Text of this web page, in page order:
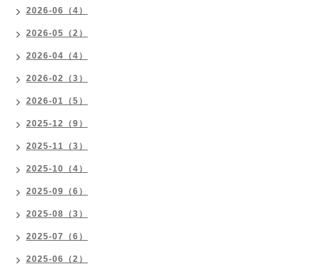
2026-06（4）
2026-05（2）
2026-04（4）
2026-02（3）
2026-01（5）
2025-12（9）
2025-11（3）
2025-10（4）
2025-09（6）
2025-08（3）
2025-07（6）
2025-06（2）